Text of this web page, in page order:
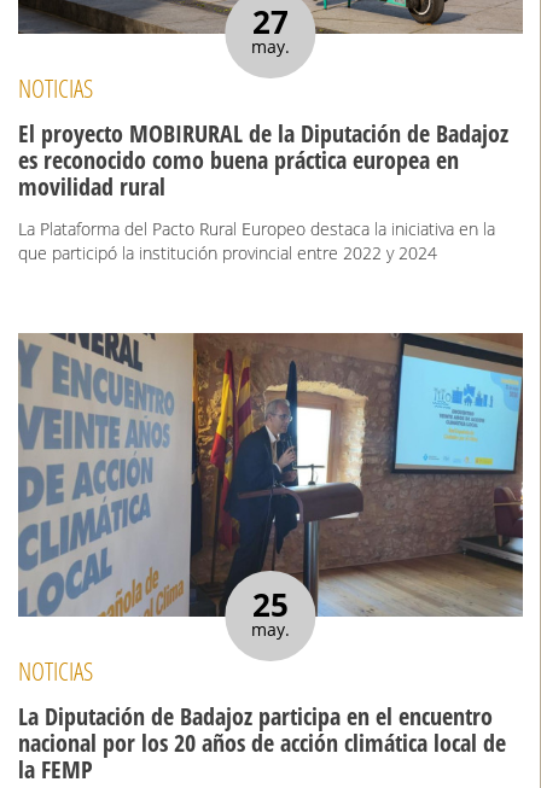
27
may.
NOTICIAS
El proyecto MOBIRURAL de la Diputación de Badajoz
es reconocido como buena práctica europea en
movilidad rural
La Plataforma del Pacto Rural Europeo destaca la iniciativa en la
que participó la institución provincial entre 2022 y 2024
25
may.
NOTICIAS
La Diputación de Badajoz participa en el encuentro
nacional por los 20 años de acción climática local de
la FEMP